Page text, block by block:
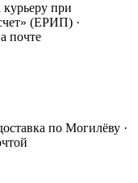
курьеру при
(ЕРИП) ·
почте
по Могилёву ·